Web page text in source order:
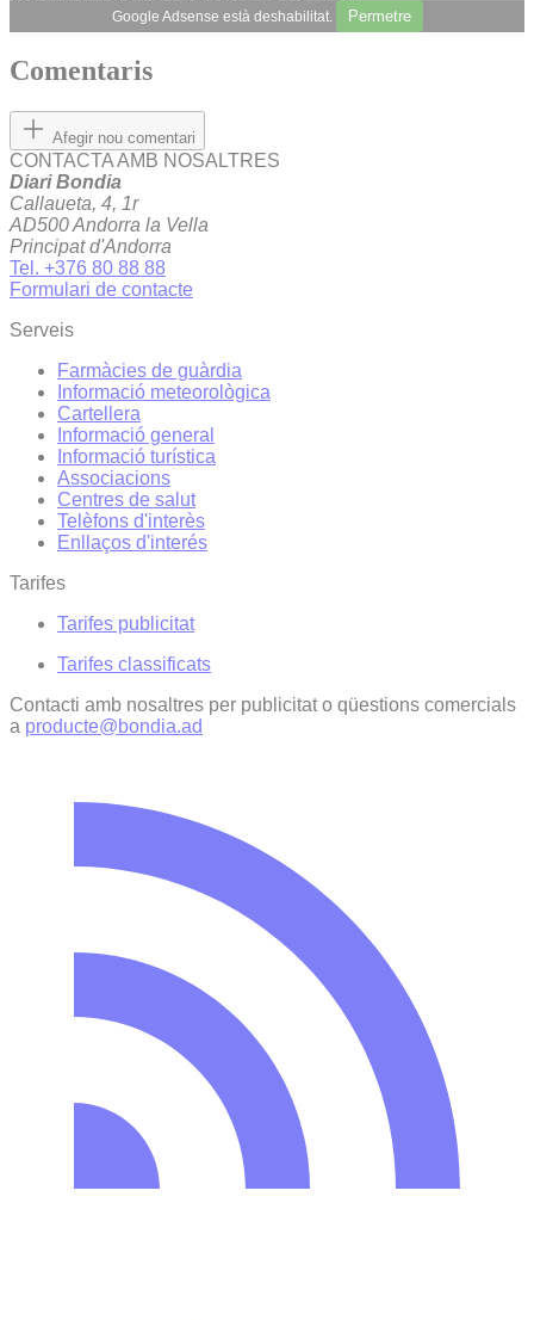
Google Adsense està deshabilitat. Permetre
Comentaris
Afegir nou comentari
CONTACTA AMB NOSALTRES
Diari Bondia
Callaueta, 4, 1r
AD500 Andorra la Vella
Principat d'Andorra
Tel. +376 80 88 88
Formulari de contacte
Serveis
Farmàcies de guàrdia
Informació meteorològica
Cartellera
Informació general
Informació turística
Associacions
Centres de salut
Telèfons d'interès
Enllaços d'interés
Tarifes
Tarifes publicitat
Tarifes classificats
Contacti amb nosaltres per publicitat o qüestions comercials
a producte@bondia.ad